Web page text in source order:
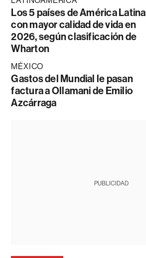
Los 5 países de América Latina
con mayor calidad de vida en
2026, según clasificación de
Wharton
MÉXICO
Gastos del Mundial le pasan
factura a Ollamani de Emilio
Azcárraga
PUBLICIDAD